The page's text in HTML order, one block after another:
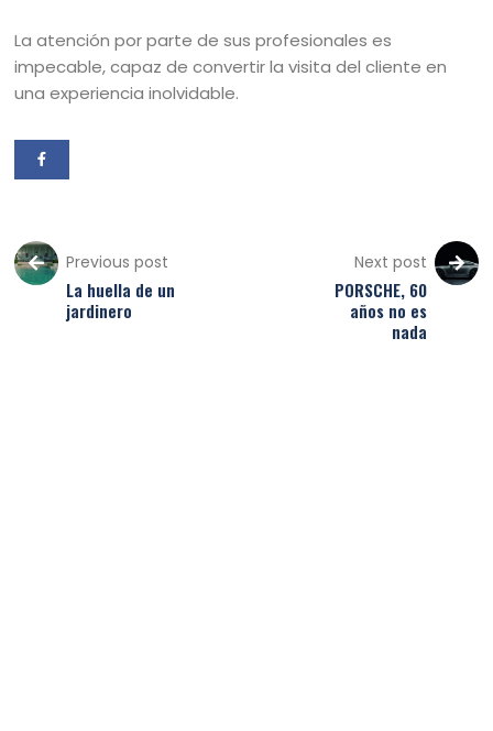
La atención por parte de sus profesionales es
impecable, capaz de convertir la visita del cliente en
una experiencia inolvidable.
Previous post
La huella de un
jardinero
Next post
PORSCHE, 60
años no es
nada